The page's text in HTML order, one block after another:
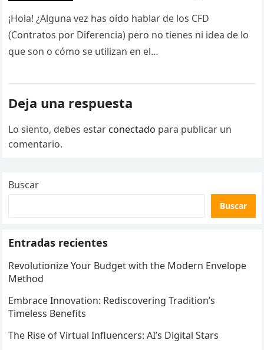
¡Hola! ¿Alguna vez has oído hablar de los CFD
(Contratos por Diferencia) pero no tienes ni idea de lo
que son o cómo se utilizan en el…
Deja una respuesta
Lo siento, debes estar conectado para publicar un
comentario.
Buscar
Buscar
Entradas recientes
Revolutionize Your Budget with the Modern Envelope
Method
Embrace Innovation: Rediscovering Tradition’s
Timeless Benefits
The Rise of Virtual Influencers: AI’s Digital Stars